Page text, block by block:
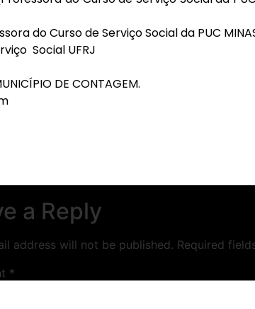
do Curso de Serviço Social da PUC
Social UFRJ
DE CONTAGEM.
a Reply
address will not be published. Required
*